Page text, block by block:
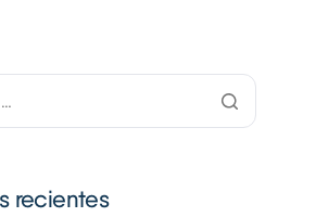
recientes